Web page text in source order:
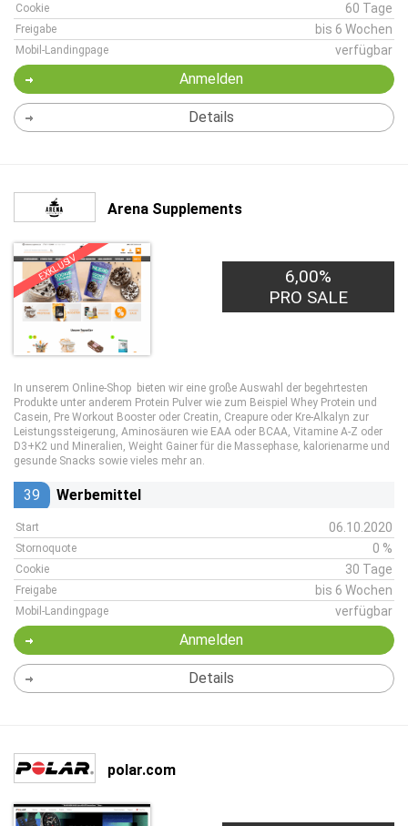
Cookie 60 Tage
Freigabe bis 6 Wochen
Mobil-Landingpage verfügbar
Anmelden
Details
Arena Supplements
EXKLUSIV
6,00%
PRO SALE
In unserem Online-Shop bieten wir eine große Auswahl der begehrtesten
Produkte unter anderem Protein Pulver wie zum Beispiel Whey Protein und
Casein, Pre Workout Booster oder Creatin, Creapure oder Kre-Alkalyn zur
Leistungssteigerung, Aminosäuren wie EAA oder BCAA, Vitamine A-Z oder
D3+K2 und Mineralien, Weight Gainer für die Massephase, kalorienarme und
gesunde Snacks sowie vieles mehr an.
39 Werbemittel
Start 06.10.2020
Stornoquote 0 %
Cookie 30 Tage
Freigabe bis 6 Wochen
Mobil-Landingpage verfügbar
Anmelden
Details
polar.com